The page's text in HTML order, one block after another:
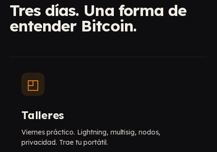
Tres días. Una forma de
entender Bitcoin.
◰
Talleres
Viernes práctico. Lightning, multisig, nodos,
privacidad. Trae tu portátil.